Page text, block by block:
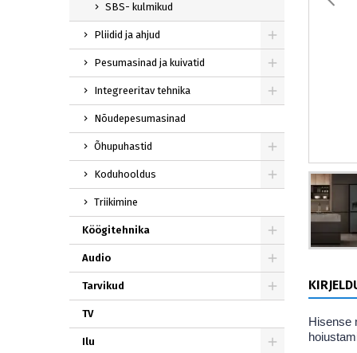
SBS- kulmikud
Pliidid ja ahjud
Pesumasinad ja kuivatid
Integreeritav tehnika
Nõudepesumasinad
Õhupuhastid
Koduhooldus
Triikimine
Köögitehnika
Audio
Tarvikud
TV
Ilu
Hisense